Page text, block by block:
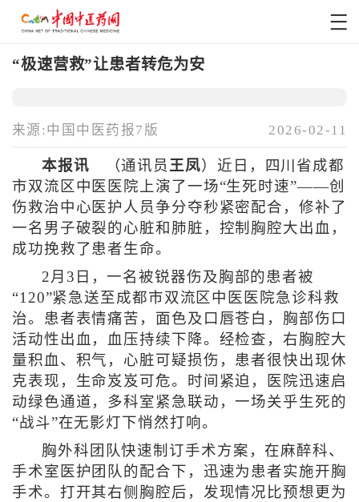
“极速营救”让患者转危为安
来源:中国中医药报7版 2026-02-11
本报讯 （通讯员 王凤）近日，四川省成都
市双流区中医医院上演了一场“生死时速”——创
伤救治中心医护人员争分夺秒紧密配合，修补了
一名男子破裂的心脏和肺脏，控制胸腔大出血，
成功挽救了患者生命。
2月3日，一名被锐器伤及胸部的患者被
“120”紧急送至成都市双流区中医医院急诊科救
治。患者表情痛苦，面色及口唇苍白，胸部伤口
活动性出血，血压持续下降。经检查，右胸腔大
量积血、积气，心脏可疑损伤，患者很快出现休
克表现，生命岌岌可危。时间紧迫，医院迅速启
动绿色通道，多科室紧急联动，一场关乎生死的
“战斗”在无影灯下悄然打响。
胸外科团队快速制订手术方案，在麻醉科、
手术室医护团队的配合下，迅速为患者实施开胸
手术。打开其右侧胸腔后，发现情况比预想更为